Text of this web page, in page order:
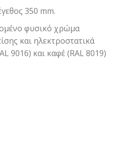
350 mm.
φυσικό χρώμα
και ηλεκτροστατικά
9016) και καφέ (RAL 8019)